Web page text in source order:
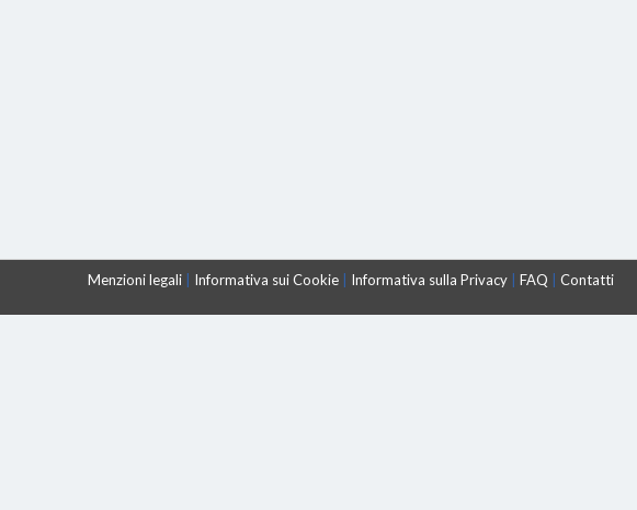
Menzioni legali Informativa sui Cookie Informativa sulla Privacy FAQ Contatti